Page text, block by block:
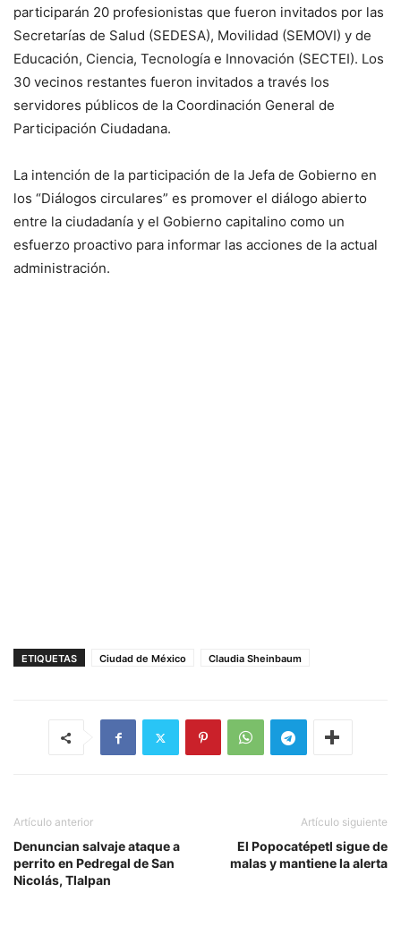
participarán 20 profesionistas que fueron invitados por las
Secretarías de Salud (SEDESA), Movilidad (SEMOVI) y de
Educación, Ciencia, Tecnología e Innovación (SECTEI). Los
30 vecinos restantes fueron invitados a través los
servidores públicos de la Coordinación General de
Participación Ciudadana.
La intención de la participación de la Jefa de Gobierno en
los “Diálogos circulares” es promover el diálogo abierto
entre la ciudadanía y el Gobierno capitalino como un
esfuerzo proactivo para informar las acciones de la actual
administración.
ETIQUETAS Ciudad de México Claudia Sheinbaum
Artículo anterior
Denuncian salvaje ataque a
perrito en Pedregal de San
Nicolás, Tlalpan
Artículo siguiente
El Popocatépetl sigue de
malas y mantiene la alerta